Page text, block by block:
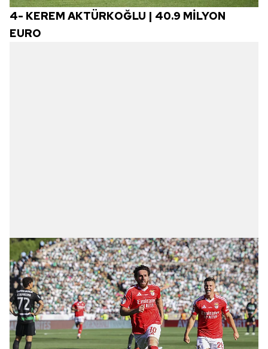
hazırlanmış Aydınlatma Metnimizi okumak ve sitemizde
ilgili mevzuata uygun olarak kullanılan çerezlerle ilgili bilgi
almak için lütfen
4- KEREM AKTÜRKOĞLU | 40.9 MİLYON
EURO